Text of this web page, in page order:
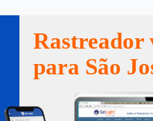
Rastreador
para São